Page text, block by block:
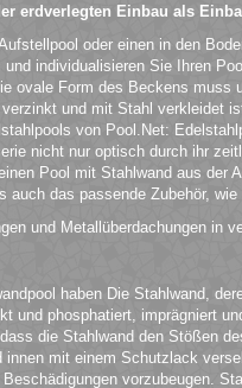
erdverlegten Einbau als
oder einen in den
individualisieren Sie Ihren
ovale Form des Beckens
und mit Stahl verkleidet
von Pool.Net:
nicht nur optisch durch ihr
Pool mit Stahlwand aus
auch das passende Zubehör,
und Metallüberdachungen
haben Die Stahlwand,
und phosphatiert, imprägniert
die Stahlwand den Stößen
mit einem Schutzlack
vorzubeugen.